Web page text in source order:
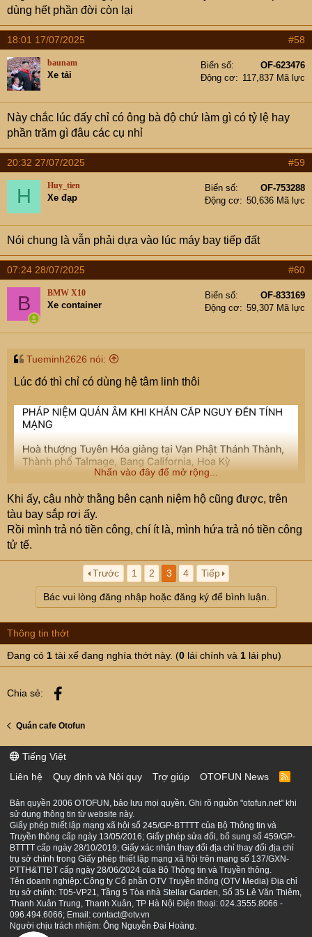
Theo: Hoàng Hà - VTC News
View attachment 9173830
dùng hết phần đời còn lại
18:01 17/07/2025 #58
baunam
Xe tải
Biển số
OF-623476
Động cơ
117,837 Mã lực
Này chắc lúc đấy chỉ có ông bà độ chứ làm gì có tỷ lệ hay
phần trăm gì đâu các cụ nhỉ
20:32 27/07/2025 #59
H Huy_tien
Xe đạp
Biển số
OF-753288
Động cơ
50,636 Mã lực
Nói chung là vẫn phải dựa vào lúc máy bay tiếp đất
07:24 28/07/2025 #60
B BMW X10
Xe container
Biển số
OF-833169
Động cơ
59,307 Mã lực
Tueminh2626 nói:
Lúc đó thì chỉ có dùng hệ tâm linh thôi
Nhấn vào đây để mở rộng...
Khi ấy, cậu nhờ thằng bên cạnh niệm hộ cũng được, trên
tàu bay sắp rơi ấy.
Rồi mình trả nó tiền công, chí ít là, mình hứa trả nó tiền công
tử tế.
Trước 1 2 3 4 Tiếp
Bác vui lòng đăng nhập hoặc đăng ký để bình luận.
Thông tin thớt
Đang có 1 tài xế đang nghía thớt này. (0 lái chính và 1 lái phụ)
Chia sẻ:
Quán cafe Otofun
Tiếng Việt
Liên hệ
Quy định và Nội quy Trợ giúp OTOFUN News
R
S
Bản quyền 2006 OTOFUN, bảo lưu mọi quyền. Ghi rõ nguồn "otofun.net" khi
sử dụng thông tin từ website này.
Giấy phép thiết lập mạng xã hội số 245/GP-BTTTT của Bộ Thông tin và
Truyền thông cấp ngày 13/05/2016; Giấy phép sửa đổi, bổ sung số 459/GP-
BTTTT cấp ngày 28/10/2019; Giấy xác nhận thay đổi địa chỉ thay đổi địa chỉ
trụ sở chính trong Giấy phép thiết lập mạng xã hội trên mạng số 137/GXN-
PTTH&TTĐT cấp ngày 28/06/2024 của Bộ Thông tin và Truyền thông.
Tên doanh nghiệp: Công ty Cổ phần OTV Truyền thông (OTV Media) Địa chỉ
trụ sở chính: T05-VP21, Tầng 5 Tòa nhà Stellar Garden, Số 35 Lê Văn Thiêm,
Thanh Xuân Trung, Thanh Xuân, TP Hà Nội Điện thoại: 024.3555.8066 -
096.494.6066; Email: contact@otv.vn
Người chịu trách nhiệm: Ông Nguyễn Đại Hoàng.